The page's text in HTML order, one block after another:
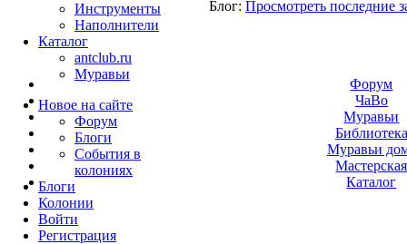
Блог: Просмотреть последние
Инструменты
Наполнители
Каталог
antclub.ru
Муравьи
Новое на сайте
Форум
Блоги
События в
колониях
Блоги
Колонии
Войти
Peгиcтpaция
Форум
ЧаВо
Муравьи
Библиотека
Муравьи
Мастерская
Каталог